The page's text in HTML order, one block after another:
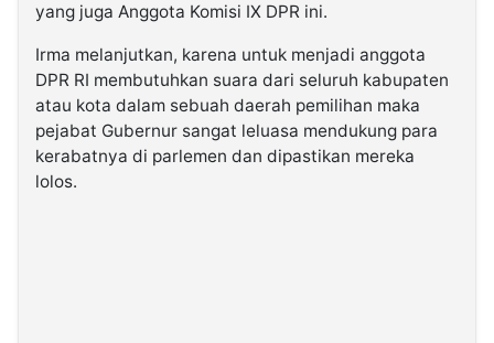
yang juga Anggota Komisi IX DPR ini.
Irma melanjutkan, karena untuk menjadi anggota
DPR RI membutuhkan suara dari seluruh kabupaten
atau kota dalam sebuah daerah pemilihan maka
pejabat Gubernur sangat leluasa mendukung para
kerabatnya di parlemen dan dipastikan mereka
lolos.